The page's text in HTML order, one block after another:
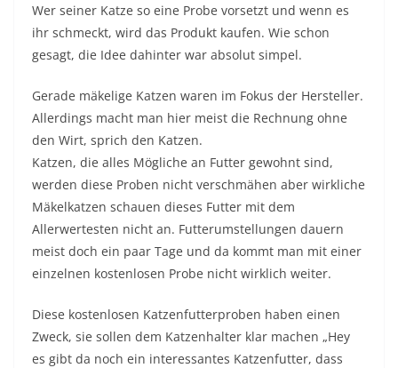
Wer seiner Katze so eine Probe vorsetzt und wenn es
ihr schmeckt, wird das Produkt kaufen. Wie schon
gesagt, die Idee dahinter war absolut simpel.
Gerade mäkelige Katzen waren im Fokus der Hersteller.
Allerdings macht man hier meist die Rechnung ohne
den Wirt, sprich den Katzen.
Katzen, die alles Mögliche an Futter gewohnt sind,
werden diese Proben nicht verschmähen aber wirkliche
Mäkelkatzen schauen dieses Futter mit dem
Allerwertesten nicht an. Futterumstellungen dauern
meist doch ein paar Tage und da kommt man mit einer
einzelnen kostenlosen Probe nicht wirklich weiter.
Diese kostenlosen Katzenfutterproben haben einen
Zweck, sie sollen dem Katzenhalter klar machen „Hey
es gibt da noch ein interessantes Katzenfutter, dass